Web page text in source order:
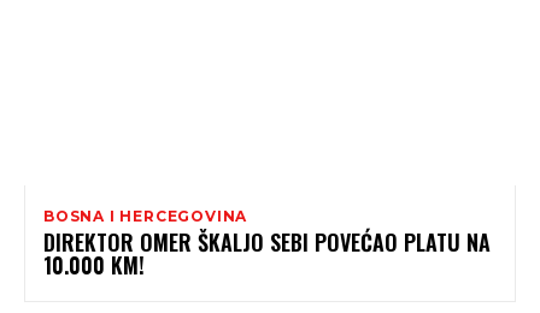
BOSNA I HERCEGOVINA
DIREKTOR OMER ŠKALJO SEBI POVEĆAO PLATU NA
10.000 KM!